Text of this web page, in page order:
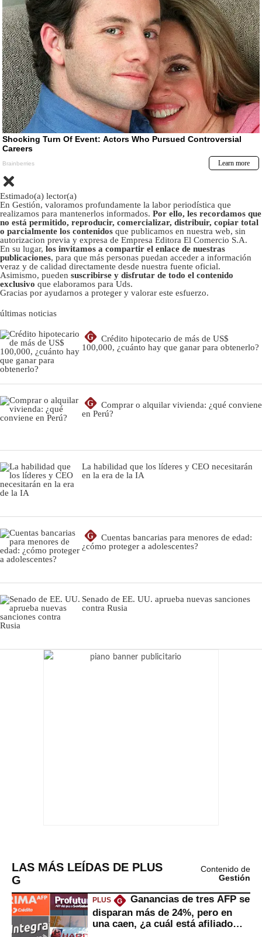
Estimado(a) lector(a)
En Gestión, valoramos profundamente la labor periodística que
realizamos para mantenerlos informados. Por ello, les recordamos que
no está permitido, reproducir, comercializar, distribuir, copiar total
o parcialmente los contenidos que publicamos en nuestra web, sin
autorizacion previa y expresa de Empresa Editora El Comercio S.A.
En su lugar, los invitamos a compartir el enlace de nuestras
publicaciones, para que más personas puedan acceder a información
veraz y de calidad directamente desde nuestra fuente oficial.
Asimismo, pueden suscribirse y disfrutar de todo el contenido
exclusivo que elaboramos para Uds.
Gracias por ayudarnos a proteger y valorar este esfuerzo.
últimas noticias
G
Crédito hipotecario de más de US$
100,000, ¿cuánto hay que ganar para obtenerlo?
G
Comprar o alquilar vivienda: ¿qué conviene
en Perú?
La habilidad que los líderes y CEO necesitarán
en la era de la IA
G
Cuentas bancarias para menores de edad:
¿cómo proteger a adolescentes?
Senado de EE. UU. aprueba nuevas sanciones
contra Rusia
LAS MÁS LEÍDAS DE PLUS
G
Contenido de
Gestión
PLUS G
Ganancias de tres AFP se
disparan más de 24%, pero en
una caen, ¿a cuál está afiliado